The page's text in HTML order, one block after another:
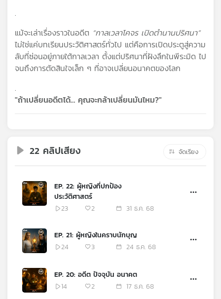
เกี่ยว
เรา
เครือ
วิทยุ
ไทย
เครือ
.
แม้จะเล่าเรื่องราวในอดีต “กาลเวลาโคจร เปิดตำนานปริศนา”
ไม่ใช่แค่บทเรียนประวัติศาสตร์ทั่วไป แต่คือการเปิดประตูสู่ความ
ลับที่ซ่อนอยู่ภายใต้กาลเวลา ตั้งแต่ปริศนาที่ฝังลึกในพีระมิด ไป
จนถึงการตัดสินใจเล็ก ๆ ที่อาจเปลี่ยนอนาคตของโลก
.
"ถ้าเปลี่ยนอดีตได้… คุณจะกล้าเปลี่ยนมันไหม?"
22 คลิปเสียง จัดเรียง
EP. 22: ผู้หญิงที่ปกป้อง
ประวัติศาสตร์
23
2 31 ธ.ค. 68
EP. 21: ผู้หญิงในคราบนักบุญ
24
3 24 ธ.ค. 68
EP. 20: อดีต ปัจจุบัน อนาคต
14
2 17 ธ.ค. 68